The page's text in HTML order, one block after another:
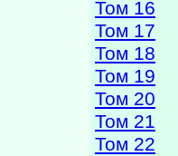
Том 16
Том 17
Том 18
Том 19
Том 20
Том 21
Том 22